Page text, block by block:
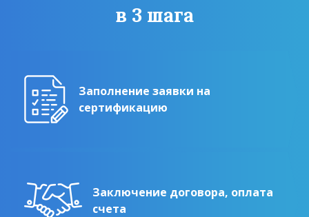
в 3 шага
Заполнение заявки на
сертификацию
Заключение договора, оплата
счета